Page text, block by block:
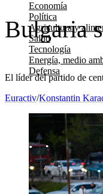
Economía
Política
Agricultura y
Salud
Tecnología
Energía, medio
Defensa
Bulgaria
El líder del partido de
Euractiv/Konstantin